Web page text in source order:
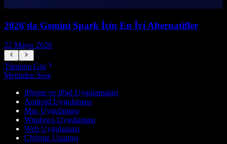
2026'da Gemini Spark İçin En İyi Alternatifler
22 Mayıs 2026
Tümünü Gör
Metinden Sese
iPhone ve iPad Uygulamaları
Android Uygulaması
Mac Uygulaması
Windows Uygulaması
Web Uygulaması
Chrome Uzantısı